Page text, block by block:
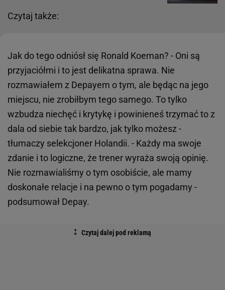
Czytaj także:
Jak do tego odniósł się Ronald Koeman? - Oni są
przyjaciółmi i to jest delikatna sprawa. Nie
rozmawiałem z Depayem o tym, ale będąc na jego
miejscu, nie zrobiłbym tego samego. To tylko
wzbudza niechęć i krytykę i powinieneś trzymać to z
dala od siebie tak bardzo, jak tylko możesz -
tłumaczy selekcjoner Holandii. - Każdy ma swoje
zdanie i to logiczne, że trener wyraża swoją opinię.
Nie rozmawialiśmy o tym osobiście, ale mamy
doskonałe relacje i na pewno o tym pogadamy -
podsumował Depay.